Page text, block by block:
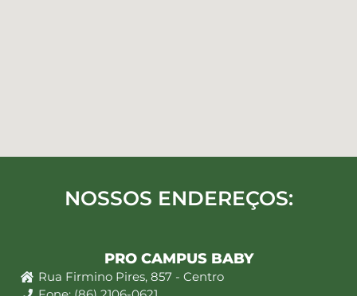
NOSSOS ENDEREÇOS:
PRO CAMPUS BABY
Rua Firmino Pires, 857 - Centro